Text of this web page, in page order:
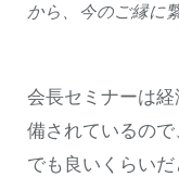
から、今のご縁に
会長セミナーは
備されているの
でも良いくらい